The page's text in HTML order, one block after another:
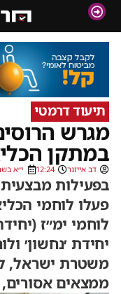
תיעוד דרמטי
מגרש
במתקן
דב אייזנר 12:24 י״א בשבט
בפעילות
פעלו לוחמי
לוחמי ימ״ז
יחידת ׳נחשון׳
משטרת ישראל,
ממצאים אסורים,